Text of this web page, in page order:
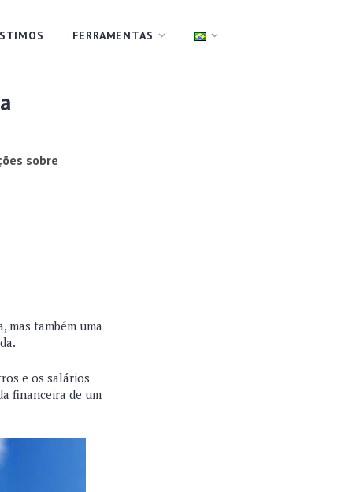
FERRAMENTAS
sobre
mas também uma
e os salários
financeira de um